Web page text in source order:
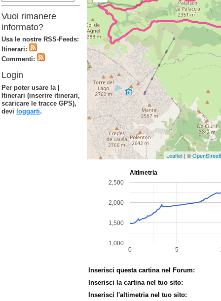
Leaflet | ©
Inserisci questa cartina nel Forum:
Inserisci la cartina nel tuo sito:
Inserisci l'altimetria nel tuo sito:
Vuoi rimanere
informato?
Usa le nostre RSS-Feeds:
Itinerari:
Commenti:
Login
Per poter usare la |
Itinerari (inserire itinerari,
scaricare le tracce GPS),
devi loggarti.